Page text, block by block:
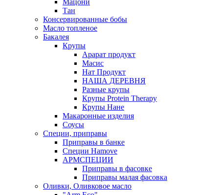
Мацони
Тан
Консервированные бобы
Масло топленое
Бакалея
Крупы
Арарат продукт
Масис
Нат Продукт
НАША ДЕРЕВНЯ
Разные крупы
Крупы Protein Therapy
Крупы Нане
Макаронные изделия
Соусы
Специи, приправы
Приправы в банке
Специи Hamove
АРМСПЕЦИИ
Приправы в фасовке
Приправы малая фасовка
Оливки, Оливковое масло